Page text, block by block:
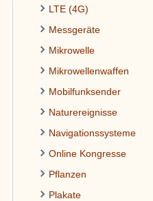
LTE (4G)
Messgeräte
Mikrowelle
Mikrowellenwaffen
Mobilfunksender
Naturereignisse
Navigationssysteme
Online Kongresse
Pflanzen
Plakate